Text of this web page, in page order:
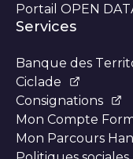
Portail OPEN
Services
Banque des
Ciclade
Consignations
Mon Compte
Mon Parcours